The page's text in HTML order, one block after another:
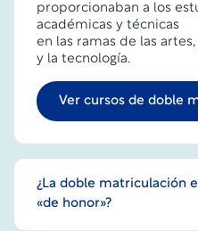
proporcionaban a los
académicas y técnicas
en las ramas de las
y la tecnología.
Ver cursos de doble
¿La doble matriculación
«de honor»?